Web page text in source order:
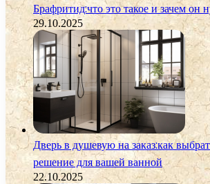
Брафритид:что это такое и зачем он
29.10.2025
Дверь в душевую на заказ:как
решение для вашей ванной
22.10.2025